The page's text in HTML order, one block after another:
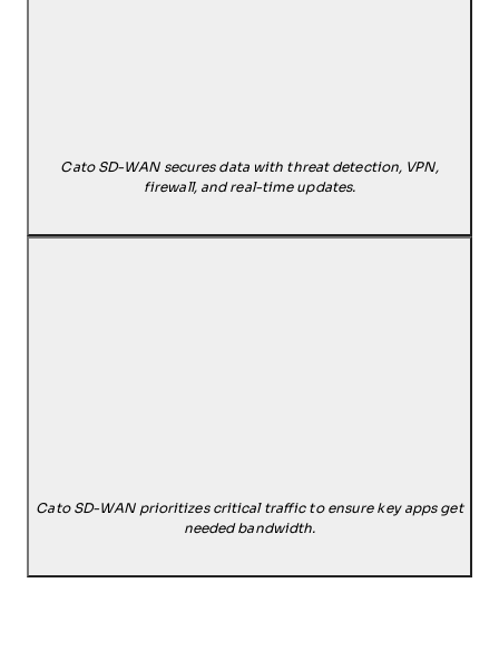
Cato SD-WAN secures data with threat detection, VPN,
firewall, and real-time updates.
Cato SD-WAN prioritizes critical traffic to ensure key apps get
needed bandwidth.